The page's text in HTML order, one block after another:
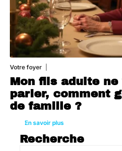
Votre foyer
Mon fils adulte
parler, comment
de famille ?
En savoir plus
Recherche